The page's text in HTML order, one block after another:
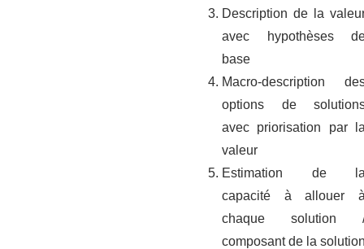
Description de la
avec hypothèses
base
Macro-description
options de
avec priorisation par
valeur
Estimation de
capacité à allouer
chaque solution
composant de la